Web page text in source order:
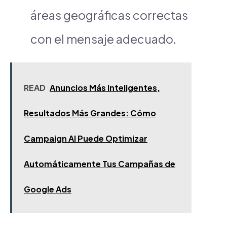
áreas geográficas correctas
con el mensaje adecuado.
READ Anuncios Más Inteligentes,
Resultados Más Grandes: Cómo
Campaign AI Puede Optimizar
Automáticamente Tus Campañas de
Google Ads